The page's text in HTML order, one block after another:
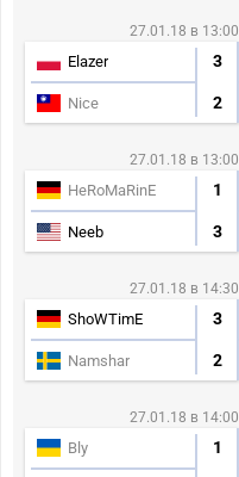
27.01.18 в 13:00
Elazer 3
Nice 2
27.01.18 в 13:00
HeRoMaRinE 1
Neeb 3
27.01.18 в 14:30
ShoWTimE 3
Namshar 2
27.01.18 в 14:00
Bly 1